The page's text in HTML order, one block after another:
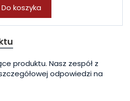
Do koszyka
produktu. Nasz zespół z
odpowiedzi na